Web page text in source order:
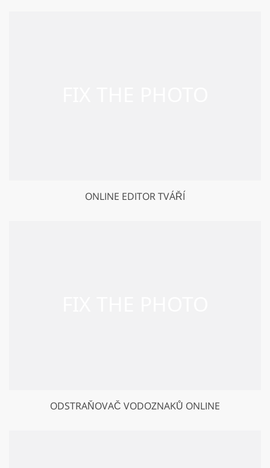
ONLINE EDITOR TVÁŘÍ
ODSTRAŇOVAČ VODOZNAKŮ ONLINE